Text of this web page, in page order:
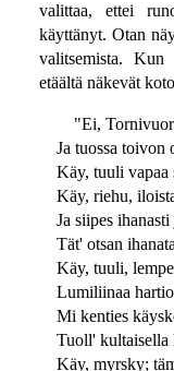
valittaa, ettei
käyttänyt. Otan
valitsemista.
etäältä näkevät
"Ei,
Ja tuossa toivon
Käy, tuuli vapaa
Käy, riehu,
Ja siipes ihanasti
Tät' otsan
Käy, tuuli,
Lumiliinaa
Mi kenties
Tuoll' kultaisella
Käy, myrsky;